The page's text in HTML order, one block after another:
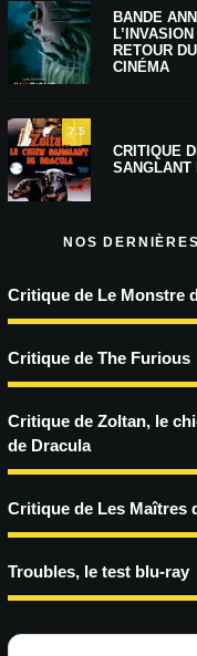
BANDE
RETOUR
CINÉMA
7.5
CRITIQUE
SANGLANT
NOS
Critique de Le Monstre
Critique de The Furious
Critique de Zoltan, le
de Dracula
Critique de Les Maîtres
Troubles, le test blu-ray